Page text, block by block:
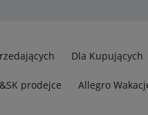
Dla Kupujących
prodejce Allegro